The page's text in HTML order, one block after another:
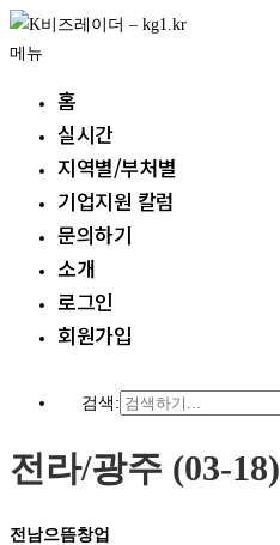
내
용
메뉴
홈
실시간
지역별/부처별
기업지원 칼럼
문의하기
소개
로그인
회원가입
검색:
전라/광주 (03-18)
전남으뜸창업